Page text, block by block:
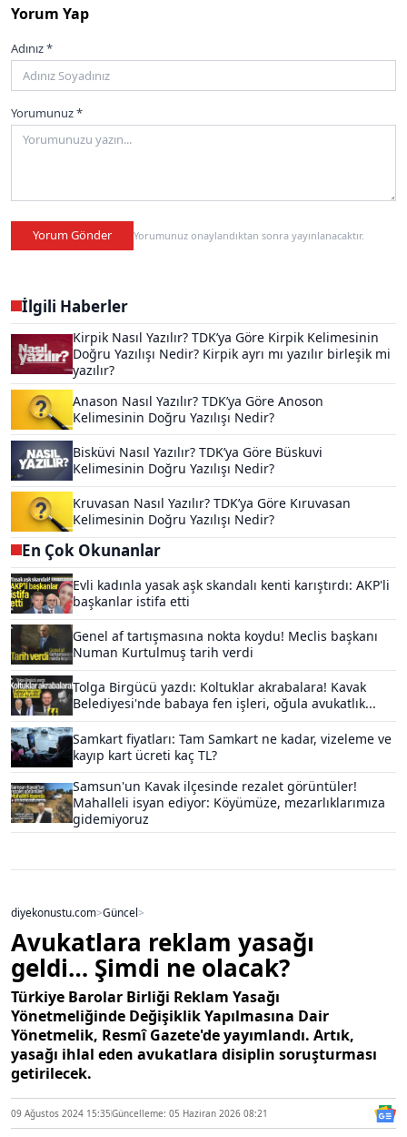
Yorum Yap
Adınız *
Yorumunuz *
Yorum Gönder Yorumunuz onaylandıktan sonra yayınlanacaktır.
İlgili Haberler
Kirpik Nasıl Yazılır? TDK’ya Göre Kirpik Kelimesinin
Doğru Yazılışı Nedir? Kirpik ayrı mı yazılır birleşik mi
yazılır?
Anason Nasıl Yazılır? TDK’ya Göre Anoson
Kelimesinin Doğru Yazılışı Nedir?
Bisküvi Nasıl Yazılır? TDK’ya Göre Büskuvi
Kelimesinin Doğru Yazılışı Nedir?
Kruvasan Nasıl Yazılır? TDK’ya Göre Kıruvasan
Kelimesinin Doğru Yazılışı Nedir?
En Çok Okunanlar
Evli kadınla yasak aşk skandalı kenti karıştırdı: AKP'li
başkanlar istifa etti
Genel af tartışmasına nokta koydu! Meclis başkanı
Numan Kurtulmuş tarih verdi
Tolga Birgücü yazdı: Koltuklar akrabalara! Kavak
Belediyesi'nde babaya fen işleri, oğula avukatlık...
Samkart fiyatları: Tam Samkart ne kadar, vizeleme ve
kayıp kart ücreti kaç TL?
Samsun'un Kavak ilçesinde rezalet görüntüler!
Mahalleli isyan ediyor: Köyümüze, mezarlıklarımıza
gidemiyoruz
diyekonustu.com>Güncel>
Avukatlara reklam yasağı
geldi… Şimdi ne olacak?
Türkiye Barolar Birliği Reklam Yasağı
Yönetmeliğinde Değişiklik Yapılmasına Dair
Yönetmelik, Resmî Gazete'de yayımlandı. Artık,
yasağı ihlal eden avukatlara disiplin soruşturması
getirilecek.
09 Ağustos 2024 15:35Güncelleme: 05 Haziran 2026 08:21